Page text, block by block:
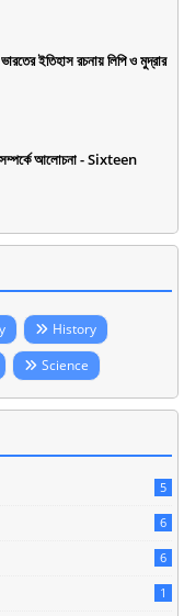
ইতিহাস রচনায় লিপি ও মুদ্রার
আলোচনা - Sixteen
History
Science
5
6
6
1